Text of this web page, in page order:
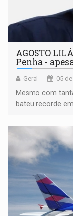
AGOSTO
Penha -
Geral 05
Mesmo com
bateu recorde